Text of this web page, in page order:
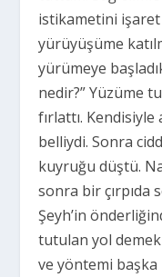
istikametini
yürüyüşüme
yürümeye
nedir?” Yüzüme
fırlattı. Kendisiyle
belliydi. Sonra
kuyruğu düştü.
sonra bir çırpıda
Şeyh’in
tutulan yol
ve yöntemi başka